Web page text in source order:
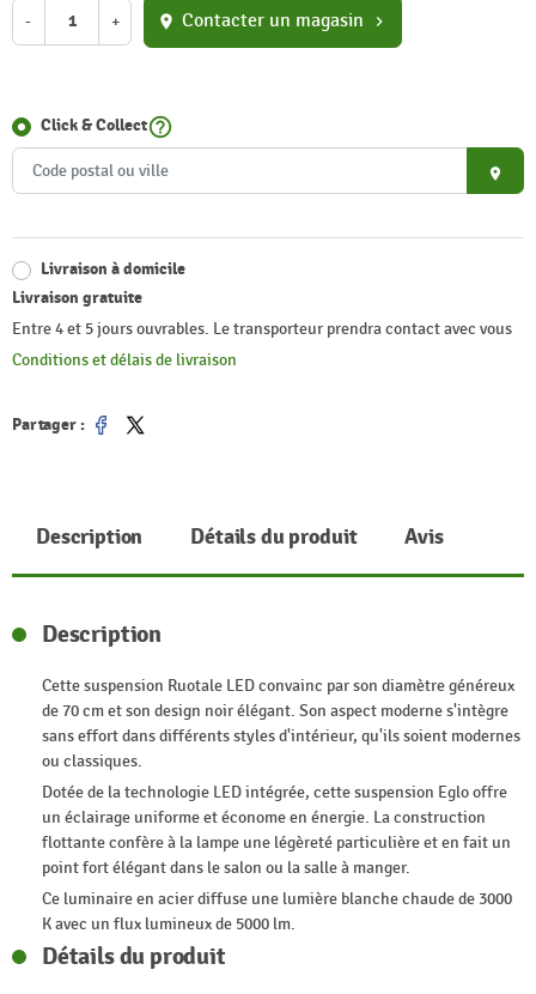
- + location_on Contacter un magasin chevron_right
Click & Collecthelp_outline
place
Livraison à domicile
Livraison gratuite
Entre 4 et 5 jours ouvrables. Le transporteur prendra contact avec vous
Conditions et délais de livraison
Partager :
Partager
Tweet
Description Détails du produit Avis
Description
Cette suspension Ruotale LED convainc par son diamètre généreux
de 70 cm et son design noir élégant. Son aspect moderne s'intègre
sans effort dans différents styles d'intérieur, qu'ils soient modernes
ou classiques.
Dotée de la technologie LED intégrée, cette suspension Eglo offre
un éclairage uniforme et économe en énergie. La construction
flottante confère à la lampe une légèreté particulière et en fait un
point fort élégant dans le salon ou la salle à manger.
Ce luminaire en acier diffuse une lumière blanche chaude de 3000
K avec un flux lumineux de 5000 lm.
Détails du produit